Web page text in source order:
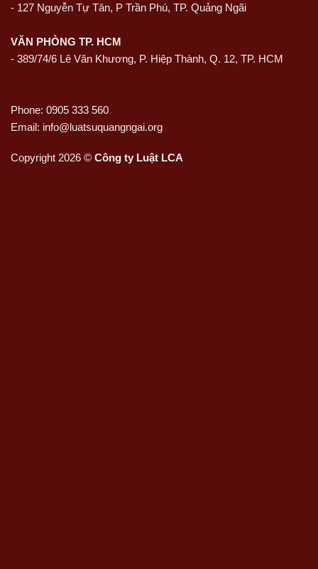
- 127 Nguyễn Tự Tân, P Trần Phú, TP. Quảng Ngãi
VĂN PHÒNG TP. HCM
- 389/74/6 Lê Văn Khương, P. Hiệp Thành, Q. 12, TP. HCM
Phone: 0905 333 560
Email: info@luatsuquangngai.org
Copyright 2026 © Công ty Luật LCA